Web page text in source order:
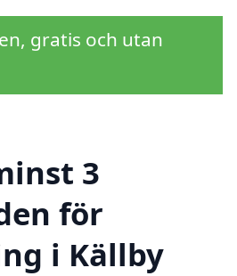
gratis och utan
3
för
i Källby